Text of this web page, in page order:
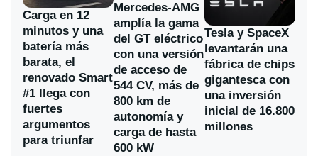
Carga en 12
minutos y una
batería más
barata, el
renovado Smart
#1 llega con
fuertes
argumentos
para triunfar
Mercedes-AMG
amplía la gama
del GT eléctrico
con una versión
de acceso de
544 CV, más de
800 km de
autonomía y
carga de hasta
600 kW
Tesla y SpaceX
levantarán una
fábrica de chips
gigantesca con
una inversión
inicial de 16.800
millones